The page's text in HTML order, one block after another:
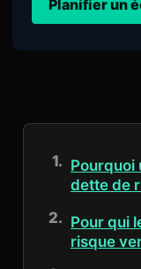
Planifier un
Pourquoi
dette de
Pour qui
risque